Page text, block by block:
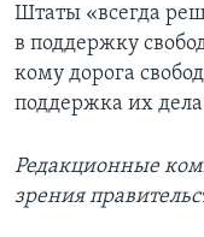
Штаты «всегда
в поддержку
кому дорога
поддержка их
Редакционные
зрения